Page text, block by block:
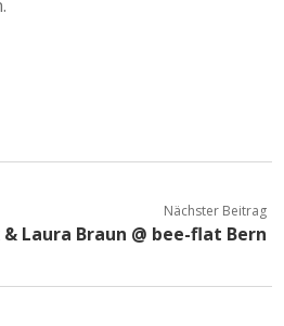
Nächster Beitrag
& Laura Braun @ bee-flat Bern